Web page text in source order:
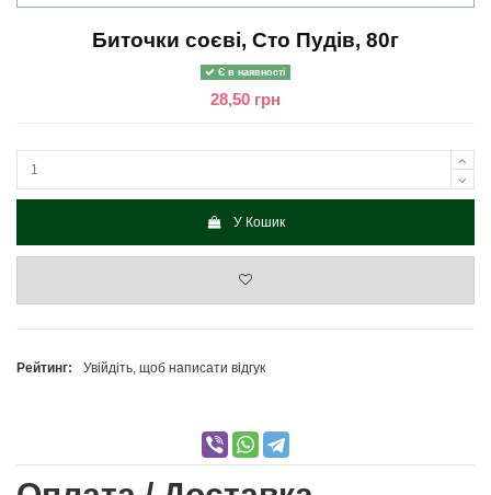
Биточки соєві, Сто Пудів, 80г
Є в наявності
28,50 грн
У Кошик
Рейтинг: Увійдіть, щоб написати відгук